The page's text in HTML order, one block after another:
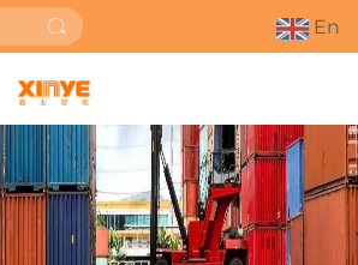
En
Angebot anfordern